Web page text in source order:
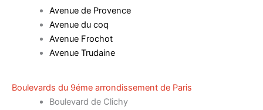
Avenue de Provence
Avenue du coq
Avenue Frochot
Avenue Trudaine
Boulevards du 9éme arrondissement de Paris
Boulevard de Clichy